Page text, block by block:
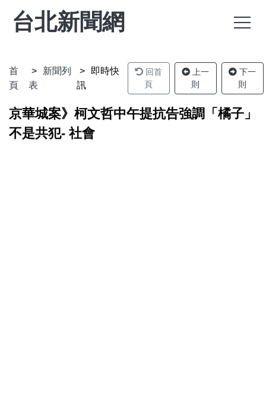
台北新聞網
首
頁
新聞列
表
即時快
訊
回首
頁
上一
則
下一
則
京華城案》柯文哲中午提抗告強調「橘子」
不是共犯- 社會